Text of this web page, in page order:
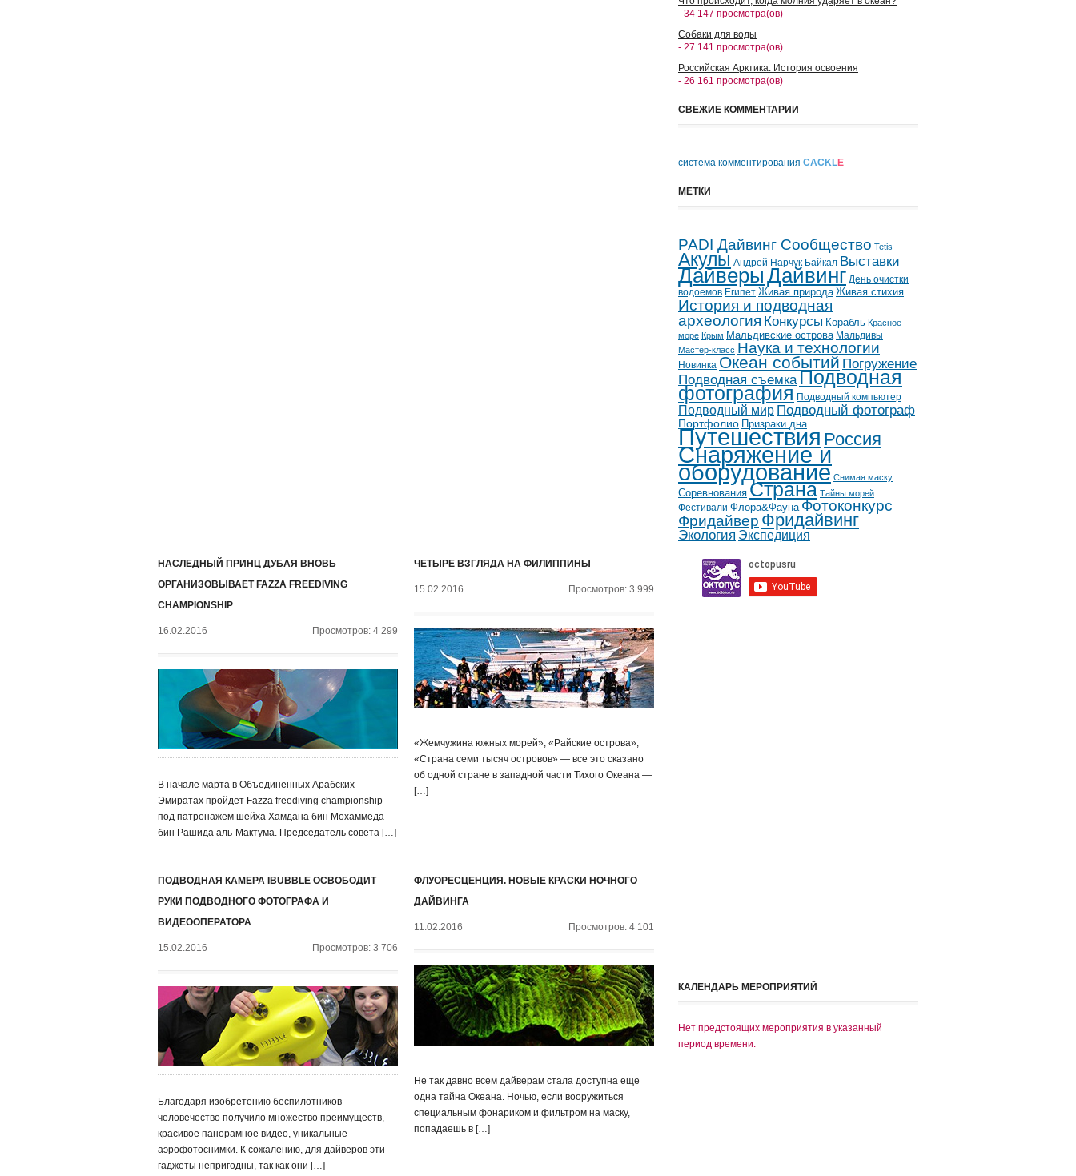
НАСЛЕДНЫЙ ПРИНЦ ДУБАЯ ВНОВЬ
ОРГАНИЗОВЫВАЕТ FAZZA FREEDIVING
CHAMPIONSHIP
16.02.2016 Просмотров: 4 299
В начале марта в Объединенных Арабских
Эмиратах пройдет Fazza freediving championship
под патронажем шейха Хамдана бин Мохаммеда
бин Рашида аль-Мактума. Председатель совета […]
ЧЕТЫРЕ ВЗГЛЯДА НА ФИЛИППИНЫ
15.02.2016 Просмотров: 3 999
«Жемчужина южных морей», «Райские острова»,
«Страна семи тысяч островов» — все это сказано
об одной стране в западной части Тихого Океана —
[…]
ПОДВОДНАЯ КАМЕРА IBUBBLE ОСВОБОДИТ
РУКИ ПОДВОДНОГО ФОТОГРАФА И
ВИДЕООПЕРАТОРА
15.02.2016 Просмотров: 3 706
Благодаря изобретению беспилотников
человечество получило множество преимуществ,
красивое панорамное видео, уникальные
аэрофотоснимки. К сожалению, для дайверов эти
гаджеты непригодны, так как они […]
ФЛУОРЕСЦЕНЦИЯ. НОВЫЕ КРАСКИ НОЧНОГО
ДАЙВИНГА
11.02.2016 Просмотров: 4 101
Не так давно всем дайверам стала доступна еще
одна тайна Океана. Ночью, если вооружиться
специальным фонариком и фильтром на маску,
попадаешь в […]
- 34 147 просмотра(ов)
Собаки для воды
- 27 141 просмотра(ов)
Российская Арктика. История освоения
- 26 161 просмотра(ов)
СВЕЖИЕ КОММЕНТАРИИ
система комментирования CACKLE
МЕТКИ
PADI Дайвинг Сообщество Tetis
Акулы Андрей Нарчук Байкал Выставки
ДайверыДайвинг День очистки
водоемов Египет Живая природа Живая стихия
История и подводная
археология Конкурсы Корабль Красное
море Крым Мальдивские острова Мальдивы
Мастер-класс Наука и технологии
Новинка Океан событий Погружение
Подводная съемкаПодводная
фотография Подводный компьютер
Подводный мир Подводный фотограф
Портфолио Призраки дна
Путешествия Россия
Снаряжение и
оборудование Снимая маску
Соревнования Страна Тайны морей
Фестивали Флора&Фауна Фотоконкурс
Фридайвер Фридайвинг
Экология Экспедиция
КАЛЕНДАРЬ МЕРОПРИЯТИЙ
Нет предстоящих мероприятия в указанный
период времени.